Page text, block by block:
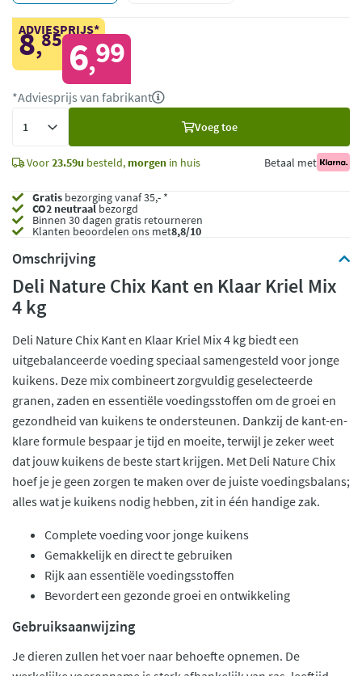
ADVIESPRIJS*
8,85 6,99
*Adviesprijs van fabrikant
Voeg toe
Voor23.59u besteld, morgen in huis Betaal met
Gratis bezorging vanaf 35,- *
CO2 neutraalbezorgd
Binnen 30 dagen gratis retourneren
Klanten beoordelen ons met8,8/10
Omschrijving
Deli Nature Chix Kant en Klaar Kriel Mix
4 kg
Deli Nature Chix Kant en Klaar Kriel Mix 4 kg biedt een
uitgebalanceerde voeding speciaal samengesteld voor jonge
kuikens. Deze mix combineert zorgvuldig geselecteerde
granen, zaden en essentiële voedingsstoffen om de groei en
gezondheid van kuikens te ondersteunen. Dankzij de kant-en-
klare formule bespaar je tijd en moeite, terwijl je zeker weet
dat jouw kuikens de beste start krijgen. Met Deli Nature Chix
hoef je je geen zorgen te maken over de juiste voedingsbalans;
alles wat je kuikens nodig hebben, zit in één handige zak.
Complete voeding voor jonge kuikens
Gemakkelijk en direct te gebruiken
Rijk aan essentiële voedingsstoffen
Bevordert een gezonde groei en ontwikkeling
Gebruiksaanwijzing
Je dieren zullen het voer naar behoefte opnemen. De